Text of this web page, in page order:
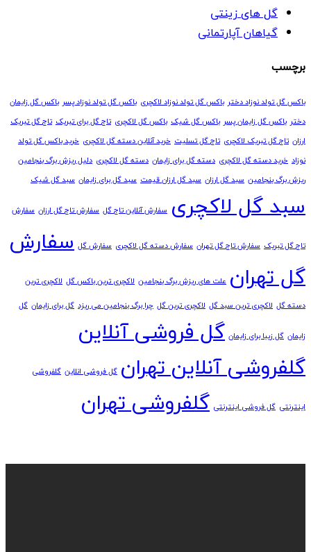
گل های زینتی
گیاهان آپارتمانی
برچسب
باکس گل تولد نوزاد دختر باکس گل تولد نوزاد لاکچری باکس گل تولد نوزاد پسر باکس گل زایمان
دختر باکس گل زایمان پسر باکس گل شیک باکس گل لاکچری تاج گل برای تبریک تاج گل تبریک
ارزان تاج گل تبریک لاکچری تاج گل تسلیت خرید آنلاین دسته گل لاکچری خرید باکس گل تولد
نوزاد خرید دسته گل لاکچری دسته گل برای زایمان دسته گل لاکچری دلیل ریزش برگ بنجامین
ریزش برگ بنجامین سبد گل ارزان سبد گل ارزان قیمت سبد گل برای زایمان سبد گل شیک
سبد گل لاکچری سفارش آنلاین تاج گل سفارش تاج گل ارزان سفارش
تاج گل تبریک سفارش تاج گل تهران سفارش دسته گل لاکچری سفارش گل سفارش
گل تهران علت های ریزش برگ بنجامین لاکچری ترین باکس گل لاکچری ترین
دسته گل لاکچری ترین سبد گل لاکچری ترین گل چرا برگ بنجامین می ریزد گل برای زایمان گل
زایمان گل زیبا برای زایمان گل فروشی آنلاین
گلفروشی آنلاین تهران گل فروشی انلاین گلفروشی
اینترنتی گل فروشی اینترنتی گلفروشی تهران